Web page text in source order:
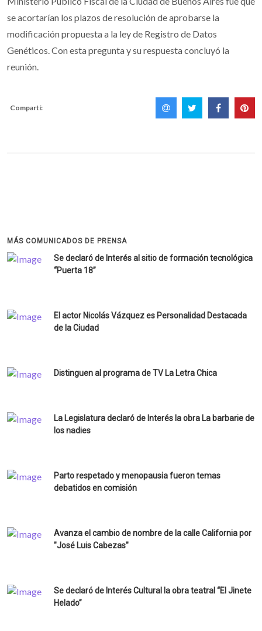
se acortarían los plazos de resolución de aprobarse la
modificación propuesta a la ley de Registro de Datos
Genéticos. Con esta pregunta y su respuesta concluyó la
reunión.
Compartí:
MÁS COMUNICADOS DE PRENSA
Se declaró de Interés al sitio de formación tecnológica
“Puerta 18”
El actor Nicolás Vázquez es Personalidad Destacada
de la Ciudad
Distinguen al programa de TV La Letra Chica
La Legislatura declaró de Interés la obra La barbarie de
los nadies
Parto respetado y menopausia fueron temas
debatidos en comisión
Avanza el cambio de nombre de la calle California por
"José Luis Cabezas"
Se declaró de Interés Cultural la obra teatral “El Jinete
Helado”